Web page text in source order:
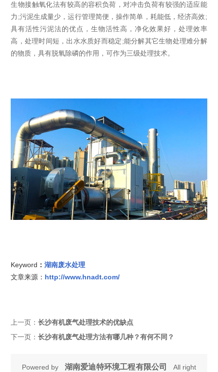
生物接触氧化法有较高的容积负荷，对冲击负荷有较强的适应能
力;污泥生成量少，运行管理简便，操作简单，耗能低，经济高效;
具有活性污泥法的优点，生物活性高，净化效果好，处理效率
高，处理时间短，出水水质好而稳定;能分解其它生物处理难分解
的物质，具有脱氧除磷的作用，可作为三级处理技术。
Keyword ：湖南废水处理
文章来源： http://www.hnadt.com/
上一页：长沙有机废气处理技术的优缺点
下一页：长沙有机废气处理方法有哪几种？有何不同？
Powered by 湖南爱迪特环境工程有限公司 All right